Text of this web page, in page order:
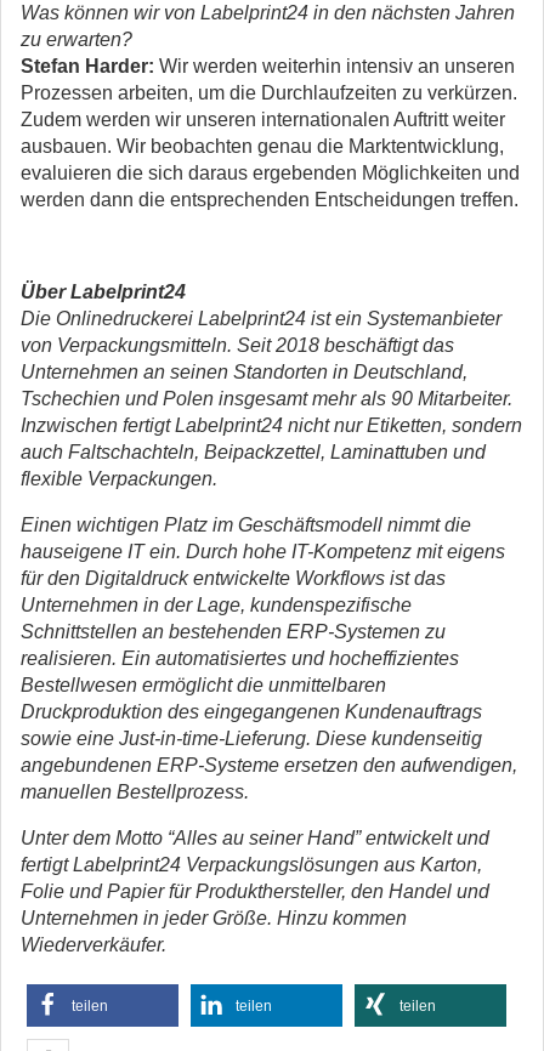
Was können wir von Labelprint24 in den nächsten Jahren
zu erwarten?
Stefan Harder: Wir werden weiterhin intensiv an unseren
Prozessen arbeiten, um die Durchlaufzeiten zu verkürzen.
Zudem werden wir unseren internationalen Auftritt weiter
ausbauen. Wir beobachten genau die Marktentwicklung,
evaluieren die sich daraus ergebenden Möglichkeiten und
werden dann die entsprechenden Entscheidungen treffen.
Über Labelprint24
Die Onlinedruckerei Labelprint24 ist ein Systemanbieter
von Verpackungsmitteln. Seit 2018 beschäftigt das
Unternehmen an seinen Standorten in Deutschland,
Tschechien und Polen insgesamt mehr als 90 Mitarbeiter.
Inzwischen fertigt Labelprint24 nicht nur Etiketten, sondern
auch Faltschachteln, Beipackzettel, Laminattuben und
flexible Verpackungen.
Einen wichtigen Platz im Geschäftsmodell nimmt die
hauseigene IT ein. Durch hohe IT-Kompetenz mit eigens
für den Digitaldruck entwickelte Workflows ist das
Unternehmen in der Lage, kundenspezifische
Schnittstellen an bestehenden ERP-Systemen zu
realisieren. Ein automatisiertes und hocheffizientes
Bestellwesen ermöglicht die unmittelbaren
Druckproduktion des eingegangenen Kundenauftrags
sowie eine Just-in-time-Lieferung. Diese kundenseitig
angebundenen ERP-Systeme ersetzen den aufwendigen,
manuellen Bestellprozess.
Unter dem Motto “Alles au seiner Hand” entwickelt und
fertigt Labelprint24 Verpackungslösungen aus Karton,
Folie und Papier für Produkthersteller, den Handel und
Unternehmen in jeder Größe. Hinzu kommen
Wiederverkäufer.
teilen teilen teilen